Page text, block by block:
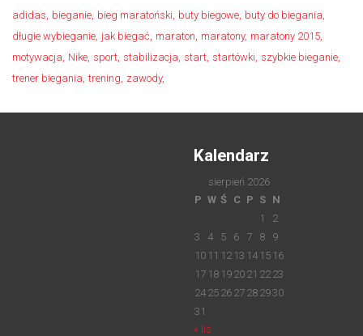
adidas bieganie bieg maratoński buty biegowe buty do biegania
długie wybieganie jak biegać maraton maratony maratony 2015
motywacja Nike sport stabilizacja start startówki szybkie bieganie
trener biegania trening zawody
Kalendarz
sierpień 2026
P W Ś C P S N
1
2
3
4 5 6 7 8
9
10 11 12 13 14 15 16
17 18 19 20 21 22 23
24 25 26 27 28 2930
31
« lis